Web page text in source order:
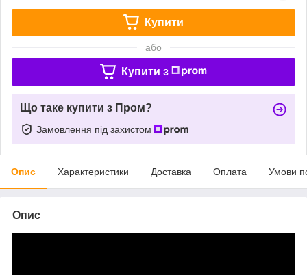
Купити
або
Купити з
Що таке купити з Пром?
Замовлення під захистом
Опис Характеристики Доставка Оплата Умови
Опис